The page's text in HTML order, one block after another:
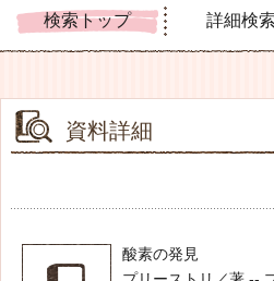
検索トップ 詳細検索
資料詳細
酸素の発見